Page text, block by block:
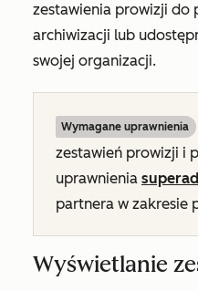
zestawienia prowizji do
archiwizacji lub
swojej organizacji.
Wymagane uprawnienia
zestawień prowizji i
uprawnienia
partnera w zakresie
Wyświetlanie